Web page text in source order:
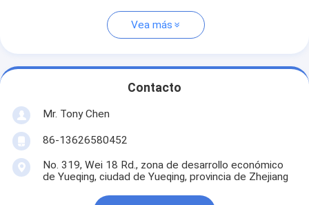
Vea más
Contacto
Mr. Tony Chen
86-13626580452
No. 319, Wei 18 Rd., zona de desarrollo económico
de Yueqing, ciudad de Yueqing, provincia de Zhejiang